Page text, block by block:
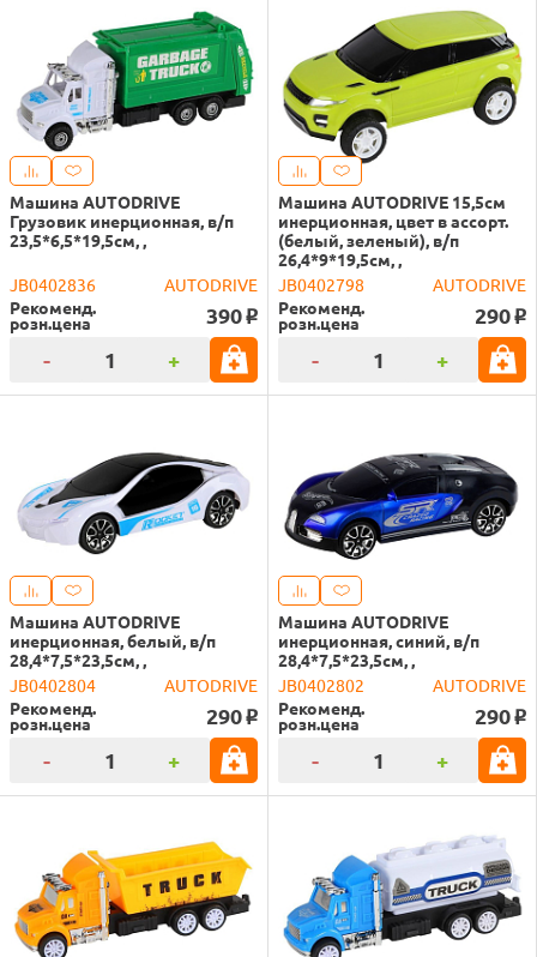
Машина AUTODRIVE
Грузовик инерционная, в/п
23,5*6,5*19,5см, ,
JB0402836
AUTODRIVE
Рекоменд.
розн.цена 390 o
- +
Машина AUTODRIVE 15,5см
инерционная, цвет в ассорт.
(белый, зеленый), в/п
26,4*9*19,5см, ,
JB0402798
AUTODRIVE
Рекоменд.
розн.цена 290 o
- +
Машина AUTODRIVE
инерционная, белый, в/п
28,4*7,5*23,5см, ,
JB0402804
AUTODRIVE
Рекоменд.
розн.цена 290 o
- +
Машина AUTODRIVE
инерционная, синий, в/п
28,4*7,5*23,5см, ,
JB0402802
AUTODRIVE
Рекоменд.
розн.цена 290 o
- +